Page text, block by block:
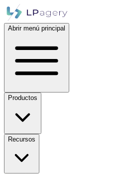
Abrir menú principal
Productos
Recursos